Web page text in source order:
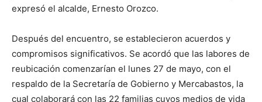
expresó el alcalde, Ernesto Orozco.
Después del encuentro, se establecieron acuerdos y
compromisos significativos. Se acordó que las labores de
reubicación comenzarían el lunes 27 de mayo, con el
respaldo de la Secretaría de Gobierno y Mercabastos, la
cual colaborará con las 22 familias cuyos medios de vida